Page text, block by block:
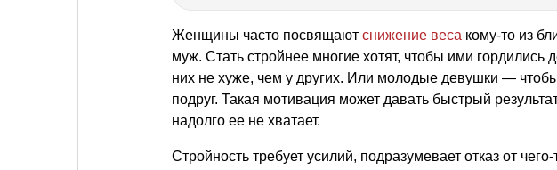
Женщины часто посвящают снижение веса кому-то из
муж. Стать стройнее многие хотят, чтобы ими гордились
них не хуже, чем у других. Или молодые девушки —
подруг. Такая мотивация может давать быстрый
надолго ее не хватает.
Стройность требует усилий, подразумевает отказ от